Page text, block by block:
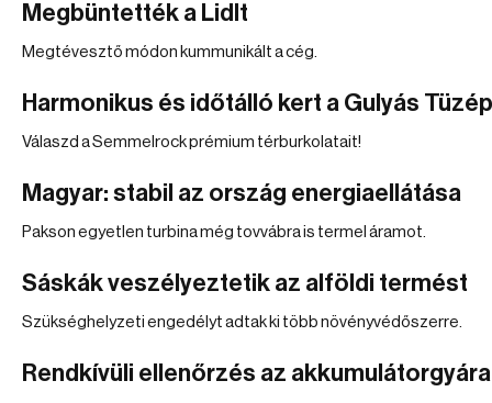
Megbüntették a Lidlt
Megtévesztő módon kummunikált a cég.
Harmonikus és időtálló kert a Gulyás
Válaszd a Semmelrock prémium térburkolatait!
Magyar: stabil az ország energiaellátása
Pakson egyetlen turbina még tovvábra is termel áramot.
Sáskák veszélyeztetik az alföldi termést
Szükséghelyzeti engedélyt adtak ki több növényvédőszerre.
Rendkívüli ellenőrzés az